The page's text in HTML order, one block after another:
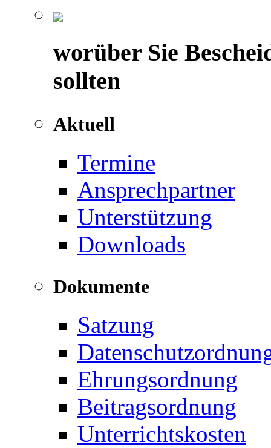
worüber Sie
sollten
Aktuell
Termine
Ansprechpartner
Unterstützung
Downloads
Dokumente
Satzung
Ehrungsordnung
Beitragsordnung
Unterrichtskosten